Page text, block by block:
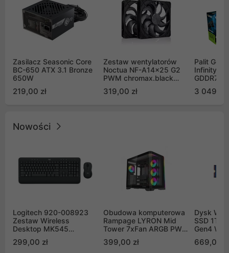
Zasilacz Seasonic Core
BC-650 ATX 3.1 Bronze
650W
219,00 zł
Zestaw wentylatorów
Noctua NF-A14x25 G2
PWM chromax.black
Push Pull (2szt)
319,00 zł
Palit
Infinity 3
GDDR7
GB2050S)
3 049,00
Nowości
Logitech 920-008923
Zestaw Wireless
Desktop MK545
299,00 zł
Obudowa komputerowa
Rampage LYRON Mid
Tower 7xFan ARGB PWM
399,00 zł
Dysk WD
SSD 1TB
Gen4
669,00